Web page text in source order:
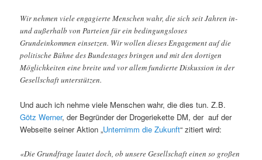
Wir nehmen viele engagierte Menschen wahr, die sich seit Jahren in-
und außerhalb von Parteien für ein bedingungsloses
Grundeinkommen einsetzen. Wir wollen dieses Engagement auf die
politische Bühne des Bundestages bringen und mit den dortigen
Möglichkeiten eine breite und vor allem fundierte Diskussion in der
Gesellschaft unterstützen.
Und auch ich nehme viele Menschen wahr, die dies tun. Z.B.
Götz Werner, der Begründer der Drogeriekette DM, der auf der
Webseite seiner Aktion „Unternimm die Zukunft“ zitiert wird:
«Die Grundfrage lautet doch, ob unsere Gesellschaft einen so großen